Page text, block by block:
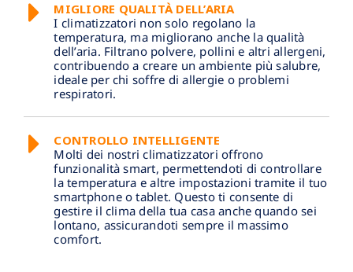
MIGLIORE QUALITÀ DELL’ARIA
I climatizzatori non solo regolano la
temperatura, ma migliorano anche la qualità
dell’aria. Filtrano polvere, pollini e altri allergeni,
contribuendo a creare un ambiente più salubre,
ideale per chi soffre di allergie o problemi
respiratori.
CONTROLLO INTELLIGENTE
Molti dei nostri climatizzatori offrono
funzionalità smart, permettendoti di controllare
la temperatura e altre impostazioni tramite il tuo
smartphone o tablet. Questo ti consente di
gestire il clima della tua casa anche quando sei
lontano, assicurandoti sempre il massimo
comfort.